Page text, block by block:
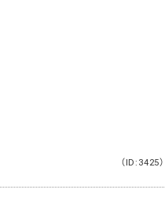
（ID:3425）